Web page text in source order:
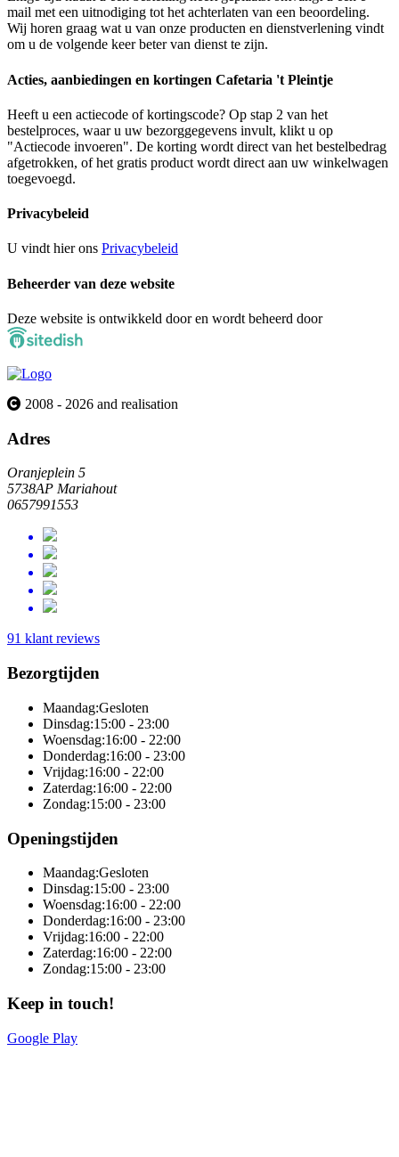
mail met een uitnodiging tot het achterlaten van een beoordeling.
Wij horen graag wat u van onze producten en dienstverlening vindt
om u de volgende keer beter van dienst te zijn.
Acties, aanbiedingen en kortingen Cafetaria 't Pleintje
Heeft u een actiecode of kortingscode? Op stap 2 van het
bestelproces, waar u uw bezorggegevens invult, klikt u op
"Actiecode invoeren". De korting wordt direct van het bestelbedrag
afgetrokken, of het gratis product wordt direct aan uw winkelwagen
toegevoegd.
Privacybeleid
U vindt hier ons Privacybeleid
Beheerder van deze website
Deze website is ontwikkeld door en wordt beheerd door
2008 - 2026 and realisation
Adres
Oranjeplein 5
5738AP Mariahout
0657991553
91 klant reviews
Bezorgtijden
Maandag:Gesloten
Dinsdag:15:00 - 23:00
Woensdag:16:00 - 22:00
Donderdag:16:00 - 23:00
Vrijdag:16:00 - 22:00
Zaterdag:16:00 - 22:00
Zondag:15:00 - 23:00
Openingstijden
Maandag:Gesloten
Dinsdag:15:00 - 23:00
Woensdag:16:00 - 22:00
Donderdag:16:00 - 23:00
Vrijdag:16:00 - 22:00
Zaterdag:16:00 - 22:00
Zondag:15:00 - 23:00
Keep in touch!
Google Play